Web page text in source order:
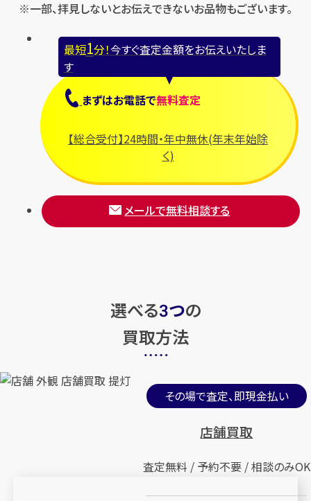
※一部、拝見しないとお伝えできないお品物もございます。
最短1分！今すぐ査定金額をお伝えいたしま
す
まずはお電話で無料査定
【総合受付】24時間・年中無休(年末年始除
く)
メールで無料相談する
選べる3つの
買取方法
その場で査定、即現金払い
店舗買取
査定無料 / 予約不要 / 相談のみOK